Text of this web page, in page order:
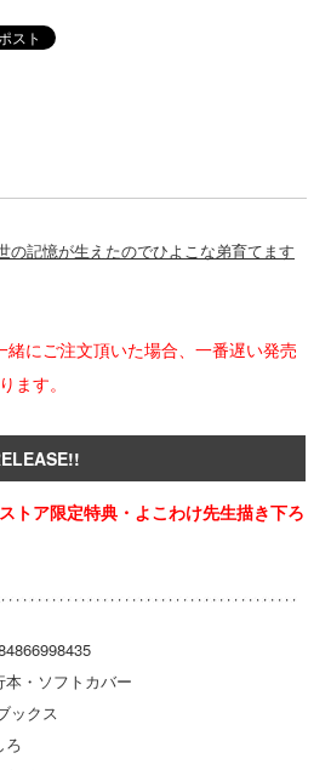
の記憶が生えたのでひよこな弟育てます
にご注文頂いた場合、一番遅い発売
ます。
トア限定特典・よこわけ先生描き下ろ
フトカバー
クス